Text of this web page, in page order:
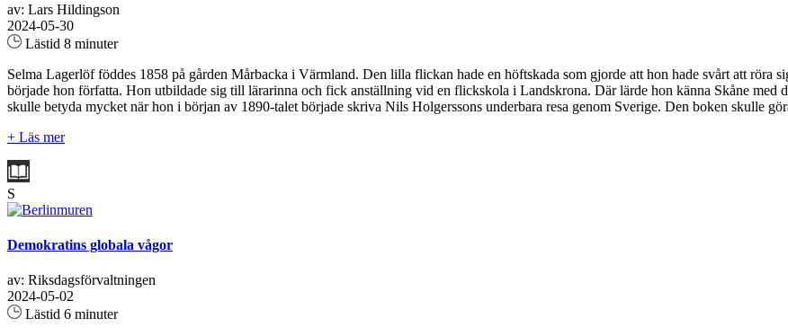
av: Lars Hildingson
2024-05-30
Lästid 8 minuter
Selma Lagerlöf föddes 1858 på gården Mårbacka i Värmland. Den lilla flickan hade en höftskada som gjorde att hon hade svårt att röra
började hon författa. Hon utbildade sig till lärarinna och fick anställning vid en flickskola i Landskrona. Där lärde hon känna Skåne med
skulle betyda mycket när hon i början av 1890-talet började skriva Nils Holgerssons underbara resa genom Sverige. Den boken skulle
+ Läs mer
S
Demokratins globala vågor
av: Riksdagsförvaltningen
2024-05-02
Lästid 6 minuter